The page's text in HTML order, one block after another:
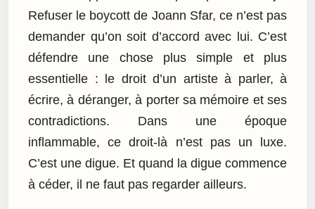
Refuser le boycott de Joann Sfar, ce n’est pas
demander qu’on soit d’accord avec lui. C’est
défendre une chose plus simple et plus
essentielle : le droit d’un artiste à parler, à
écrire, à déranger, à porter sa mémoire et ses
contradictions. Dans une époque
inflammable, ce droit-là n’est pas un luxe.
C’est une digue. Et quand la digue commence
à céder, il ne faut pas regarder ailleurs.